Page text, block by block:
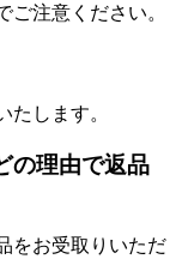
ご注意ください。
します。
の理由で返品
をお受取りいただ